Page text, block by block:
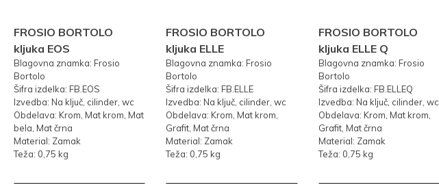
FROSIO BORTOLO
kljuka EOS
Blagovna znamka: Frosio
Bortolo
Šifra izdelka: FB.EOS
Izvedba: Na ključ, cilinder, wc
Obdelava: Krom, Mat krom, Mat
bela, Mat črna
Material: Zamak
Teža: 0,75 kg
FROSIO BORTOLO
kljuka ELLE
Blagovna znamka: Frosio
Bortolo
Šifra izdelka: FB.ELLE
Izvedba: Na ključ, cilinder, wc
Obdelava: Krom, Mat krom,
Grafit, Mat črna
Material: Zamak
Teža: 0,75 kg
FROSIO BORTOLO
kljuka ELLE Q
Blagovna znamka: Frosio
Bortolo
Šifra izdelka: FB.ELLEQ
Izvedba: Na ključ, cilinder, wc
Obdelava: Krom, Mat krom,
Grafit, Mat črna
Material: Zamak
Teža: 0,75 kg